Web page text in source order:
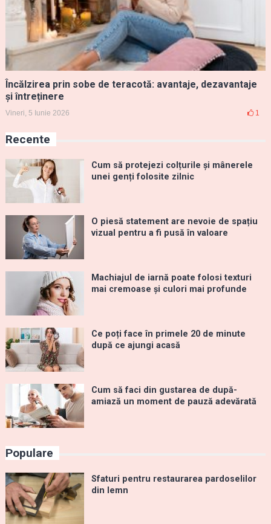
Încălzirea prin sobe de teracotă: avantaje, dezavantaje
și întreținere
Vineri, 5 Iunie 2026 1
Recente
Cum să protejezi colțurile și mânerele
unei genți folosite zilnic
O piesă statement are nevoie de spațiu
vizual pentru a fi pusă în valoare
Machiajul de iarnă poate folosi texturi
mai cremoase și culori mai profunde
Ce poți face în primele 20 de minute
după ce ajungi acasă
Cum să faci din gustarea de după-
amiază un moment de pauză adevărată
Populare
Sfaturi pentru restaurarea pardoselilor
din lemn